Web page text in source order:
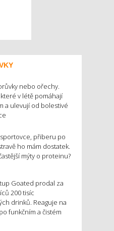
nebo ořechy.
v létě pomáhají
a ulevují od bolestivé
přiberu po
ho mám dostatek.
mýty o proteinu?
Goated prodal za
200 tisíc
drinků. Reaguje na
funkčním a čistém